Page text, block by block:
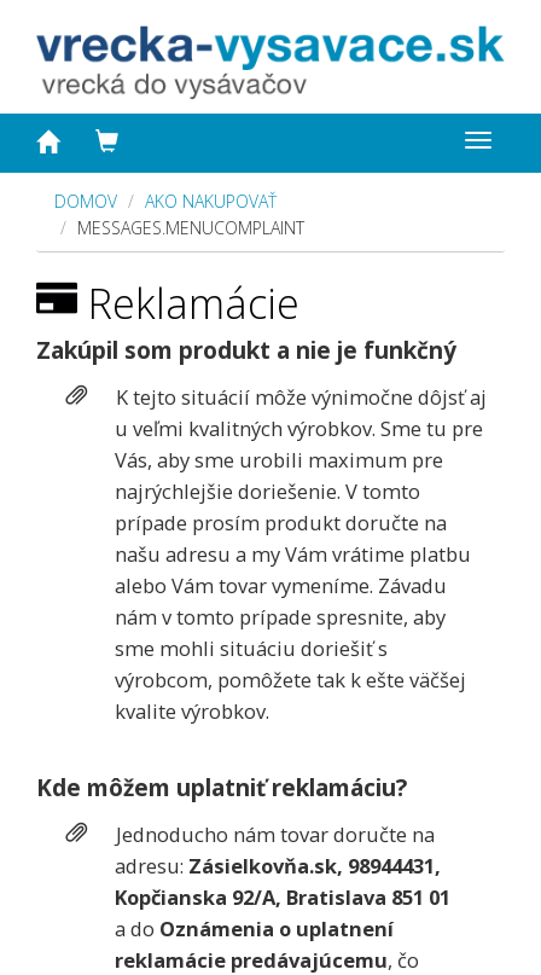
Toggle
DOMOV
AKO NAKUPOVAŤ
MESSAGES.MENUCOMPLAINT
Reklamácie
Zakúpil som produkt a nie je funkčný
K tejto situácií môže výnimočne dôjsť aj
u veľmi kvalitných výrobkov. Sme tu pre
Vás, aby sme urobili maximum pre
najrýchlejšie doriešenie. V tomto
prípade prosím produkt doručte na
našu adresu a my Vám vrátime platbu
alebo Vám tovar vymeníme. Závadu
nám v tomto prípade spresnite, aby
sme mohli situáciu doriešiť s
výrobcom, pomôžete tak k ešte väčšej
kvalite výrobkov.
Kde môžem uplatniť reklamáciu?
Jednoducho nám tovar doručte na
adresu: Zásielkovňa.sk, 98944431,
Kopčianska 92/A, Bratislava 851 01
a do Oznámenia o uplatnení
reklamácie predávajúcemu, čo